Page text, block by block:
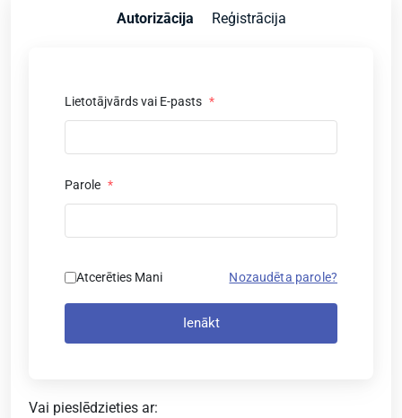
Autorizācija Reģistrācija
Lietotājvārds vai E-pasts *
Parole *
Atcerēties Mani Nozaudēta parole?
Ienākt
Vai pieslēdzieties ar: